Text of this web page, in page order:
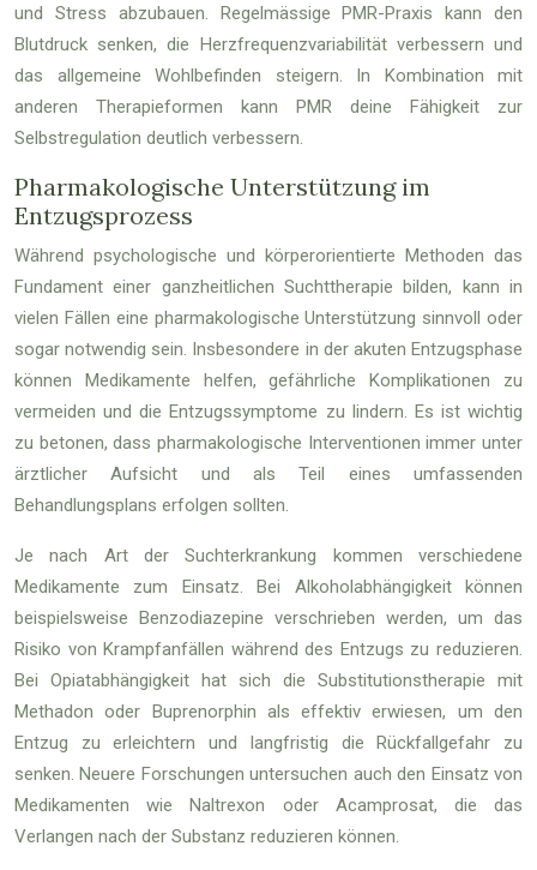
und Stress abzubauen. Regelmässige PMR-Praxis kann den
Blutdruck senken, die Herzfrequenzvariabilität verbessern und
das allgemeine Wohlbefinden steigern. In Kombination mit
anderen Therapieformen kann PMR deine Fähigkeit zur
Selbstregulation deutlich verbessern.
Pharmakologische Unterstützung im
Entzugsprozess
Während psychologische und körperorientierte Methoden das
Fundament einer ganzheitlichen Suchttherapie bilden, kann in
vielen Fällen eine pharmakologische Unterstützung sinnvoll oder
sogar notwendig sein. Insbesondere in der akuten Entzugsphase
können Medikamente helfen, gefährliche Komplikationen zu
vermeiden und die Entzugssymptome zu lindern. Es ist wichtig
zu betonen, dass pharmakologische Interventionen immer unter
ärztlicher Aufsicht und als Teil eines umfassenden
Behandlungsplans erfolgen sollten.
Je nach Art der Suchterkrankung kommen verschiedene
Medikamente zum Einsatz. Bei Alkoholabhängigkeit können
beispielsweise Benzodiazepine verschrieben werden, um das
Risiko von Krampfanfällen während des Entzugs zu reduzieren.
Bei Opiatabhängigkeit hat sich die Substitutionstherapie mit
Methadon oder Buprenorphin als effektiv erwiesen, um den
Entzug zu erleichtern und langfristig die Rückfallgefahr zu
senken. Neuere Forschungen untersuchen auch den Einsatz von
Medikamenten wie Naltrexon oder Acamprosat, die das
Verlangen nach der Substanz reduzieren können.